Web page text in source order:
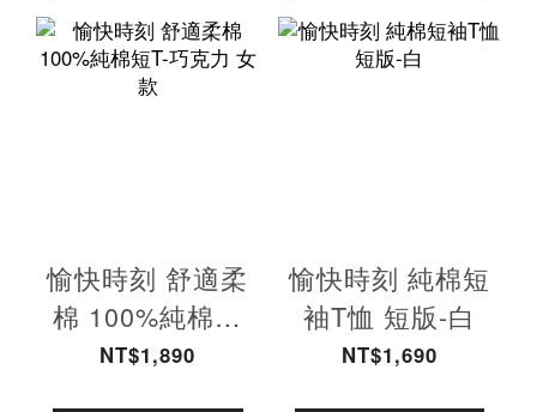
愉快時刻 舒適柔
棉 100%純棉短
T-巧克力 女款
NT$1,890
愉快時刻 純棉短
袖T恤 短版-白
NT$1,690